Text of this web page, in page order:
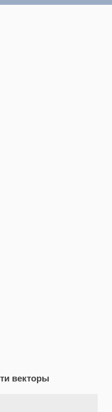
векторы